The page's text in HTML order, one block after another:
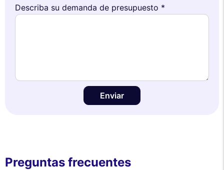
Describa su demanda de presupuesto *
Enviar
Preguntas frecuentes